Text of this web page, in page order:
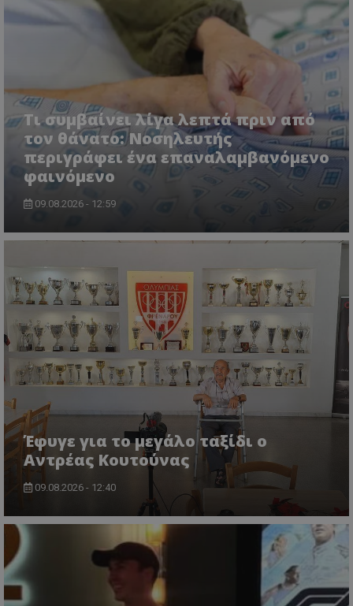
Τι συμβαίνει λίγα λεπτά πριν από
τον θάνατο: Νοσηλευτής
περιγράφει ένα επαναλαμβανόμενο
φαινόμενο
09.08.2026 - 12:59
Έφυγε για το μεγάλο ταξίδι ο
Αντρέας Κουτούνας
09.08.2026 - 12:40